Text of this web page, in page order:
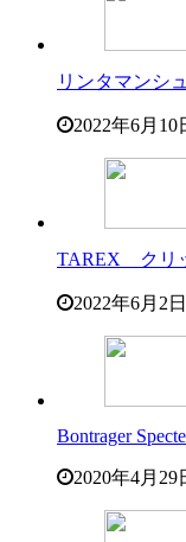
リンタマンシ
2022年6月10
TAREX クリ
2022年6月2日
Bontrager
2020年4月29